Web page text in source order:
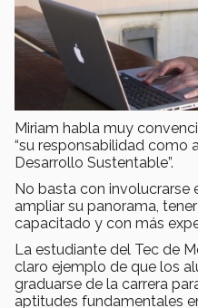
Miriam habla muy
“su responsabilidad como
Desarrollo Sustentable”.
No basta con involucrarse
ampliar su panorama,
capacitado y con más
La estudiante del Tec de
claro ejemplo de que los
graduarse de la carrera
aptitudes fundamentales